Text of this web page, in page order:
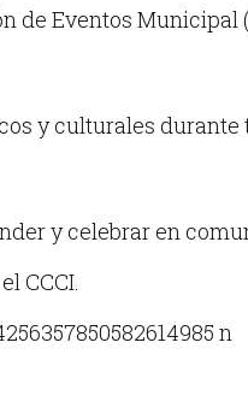
de Eventos Municipal
y culturales durante
y celebrar en
CCCI.